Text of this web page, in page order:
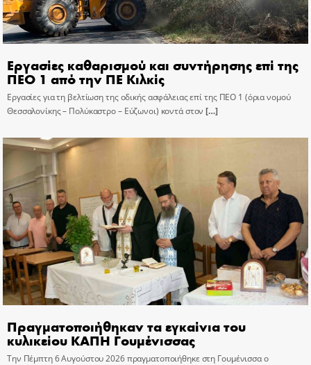
Εργασίες καθαρισμού και συντήρησης επί της
ΠΕΟ 1 από την ΠΕ Κιλκίς
Εργασίες για τη βελτίωση της οδικής ασφάλειας επί της ΠΕΟ 1 (όρια νομού
Θεσσαλονίκης – Πολύκαστρο – Εύζωνοι) κοντά στον […]
Πραγματοποιήθηκαν τα εγκαίνια του
κυλικείου ΚΑΠΗ Γουμένισσας
Την Πέμπτη 6 Αυγούστου 2026 πραγματοποιήθηκε στη Γουμένισσα ο